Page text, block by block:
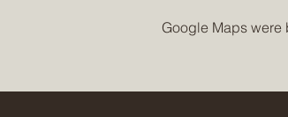
Google Maps were